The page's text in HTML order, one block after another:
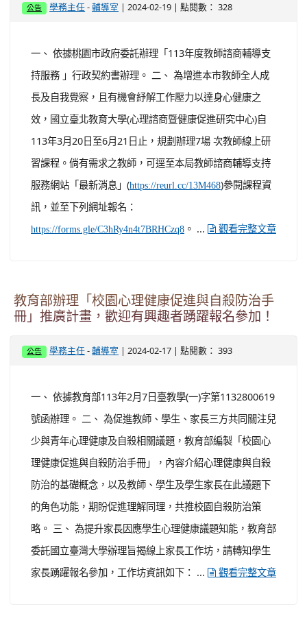
公告 學務主任 -輔導室 | 2024-02-19 | 點閱數： 328
一、 依據桃園市政府委託辦理「113年度教師諮商輔導支
持服務 」行政契約書辦理。 二、 為增進本市教師全人成
長及自我覺察，且有機會紓解工作壓力以達身心健康之
效，國立臺北教育大學(心理諮商暨健康促進研究中心)自
113年3月20日至6月21日止，規劃辦理7場 次教師線上研
習課程。倘有需求之教師，可逕至本局教師諮商輔導支持
服務網站「最新消息」(https://reurl.cc/13M468)參閱課程資
訊，並至下列網址報名：
https://forms.gle/C3hRy4n4t7BRHCzq8 。 ... 觀看完整文章
教育部辦理「校園心理健康促進與自殺防治手
冊」推廣計畫，歡迎有興趣者踴躍報名參加！
公告 學務主任 -輔導室 | 2024-02-17 | 點閱數： 393
一、 依據教育部113年2月7日臺教學(一)字第1132800619
號函辦理。 二、 為促進教師、學生、家長三方共同關注兒
少與青年心理健康及自殺相關議題，教育部編製「校園心
理健康促進與自殺防治手冊」，內容介紹心理健康與自殺
防治的基礎概念，以及教師、學生及學生家長在此議題下
的角色功能，期盼促進理解同理，共推校園自殺防治策
略。 三、 為提升家長因應學生心理健康議題知能，教育部
委託國立臺灣大學辦理旨揭線上家長工作坊，請轉知學生
家長踴躍報名參加，工作坊資訊如下： ...
觀看完整文章